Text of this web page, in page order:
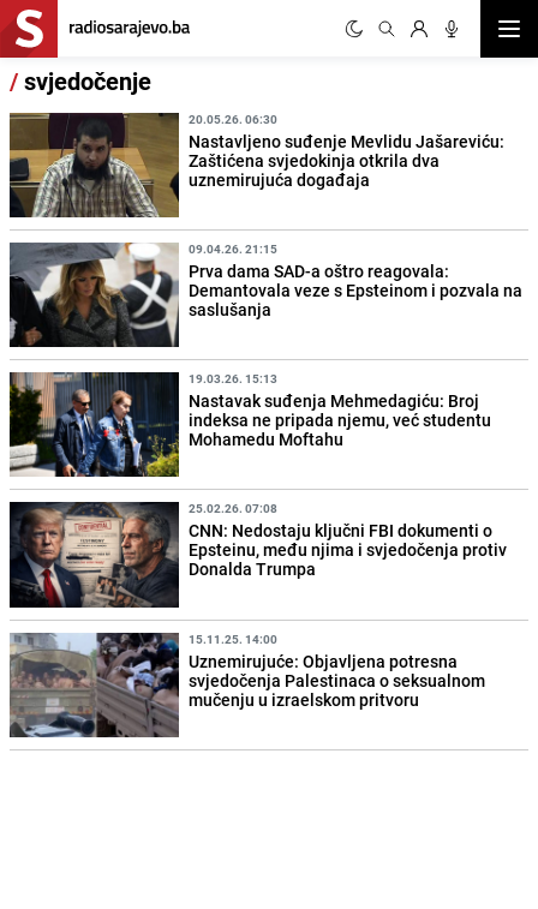
/svjedočenje
20.05.26. 06:30
Nastavljeno suđenje Mevlidu Jašareviću:
Zaštićena svjedokinja otkrila dva
uznemirujuća događaja
09.04.26. 21:15
Prva dama SAD-a oštro reagovala:
Demantovala veze s Epsteinom i pozvala na
saslušanja
19.03.26. 15:13
Nastavak suđenja Mehmedagiću: Broj
indeksa ne pripada njemu, već studentu
Mohamedu Moftahu
25.02.26. 07:08
CNN: Nedostaju ključni FBI dokumenti o
Epsteinu, među njima i svjedočenja protiv
Donalda Trumpa
15.11.25. 14:00
Uznemirujuće: Objavljena potresna
svjedočenja Palestinaca o seksualnom
mučenju u izraelskom pritvoru